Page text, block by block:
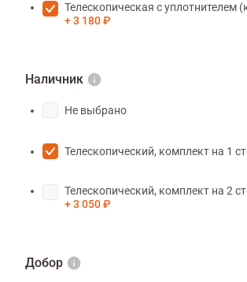
Телескопическая с уплотнителем
3 180 ₽
Наличник
Не выбрано
Телескопический, комплект на 1
Телескопический, комплект на 2
3 050 ₽
Добор